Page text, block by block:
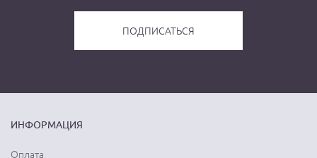
ИНФОРМАЦИЯ
Оплата